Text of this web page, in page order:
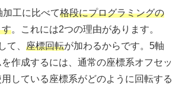
工に比べて格段にプログラミングの
す。これには2つの理由があります。
て、 座標回転が加わるからです。5軸
作成するには、通常の座標系オフセッ
用している座標系がどのように回転する